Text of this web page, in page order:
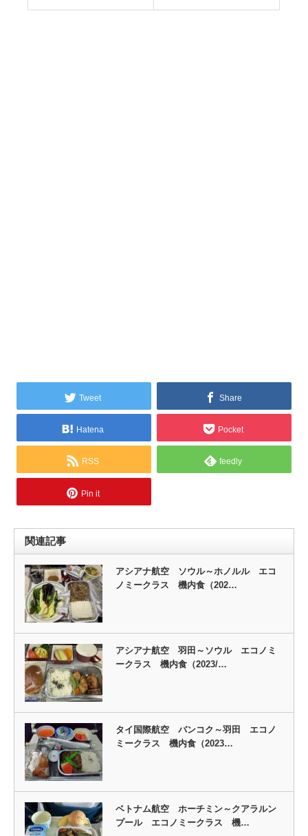
Tweet Share
Hatena Pocket
RSS feedly
Pin it
関連記事
アシアナ航空 ソウル～ホノルル エコ
ノミークラス 機内食（202…
アシアナ航空 羽田～ソウル エコノミ
ークラス 機内食（2023/…
タイ国際航空 バンコク～羽田 エコノ
ミークラス 機内食（2023…
ベトナム航空 ホーチミン～クアラルン
プール エコノミークラス 機…